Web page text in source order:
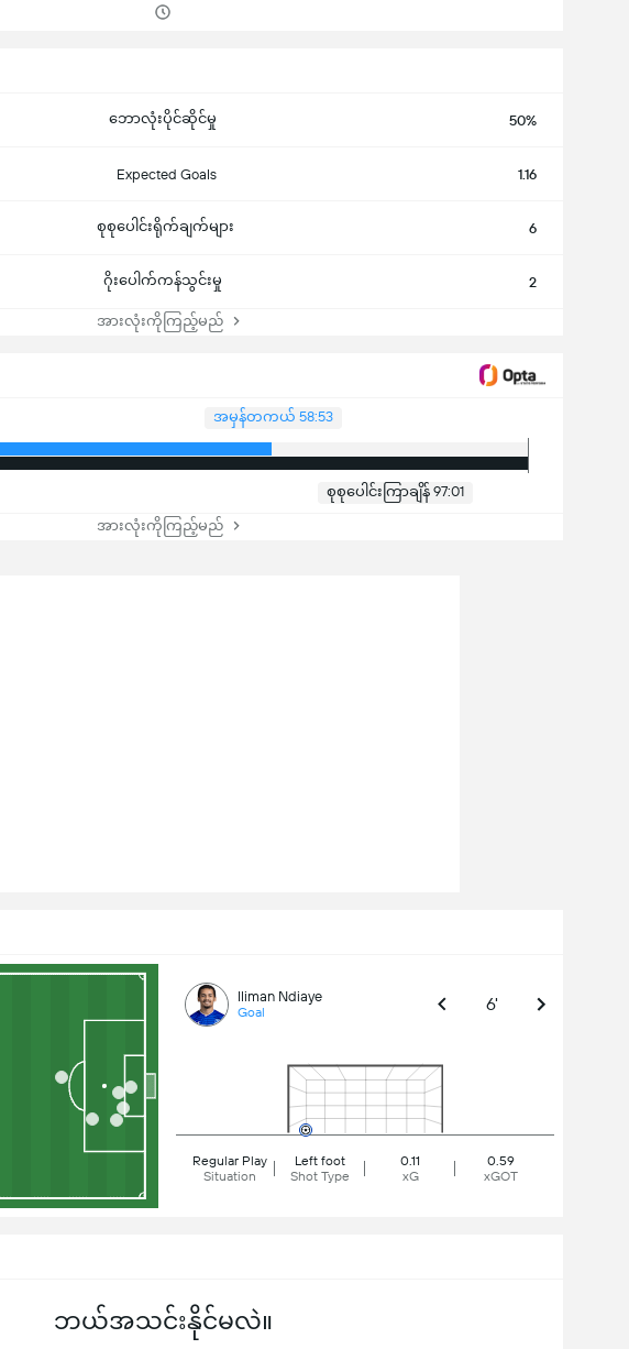
ဘောလုံးပိုင်ဆိုင်မှု 50%
Expected Goals 1.16
စုစုပေါင်းရိုက်ချက်များ 6
ဂိုးပေါက်ကန်သွင်းမှု 2
အားလုံးကိုကြည့်မည်
အမှန်တကယ် 58:53
စုစုပေါင်းကြာချိန် 97:01
အားလုံးကိုကြည့်မည်
Iliman Ndiaye
Goal 6'
Regular Play
Situation
Left foot
Shot Type
0.11
xG
0.59
xGOT
ဘယ်အသင်းနိုင်မလဲ။